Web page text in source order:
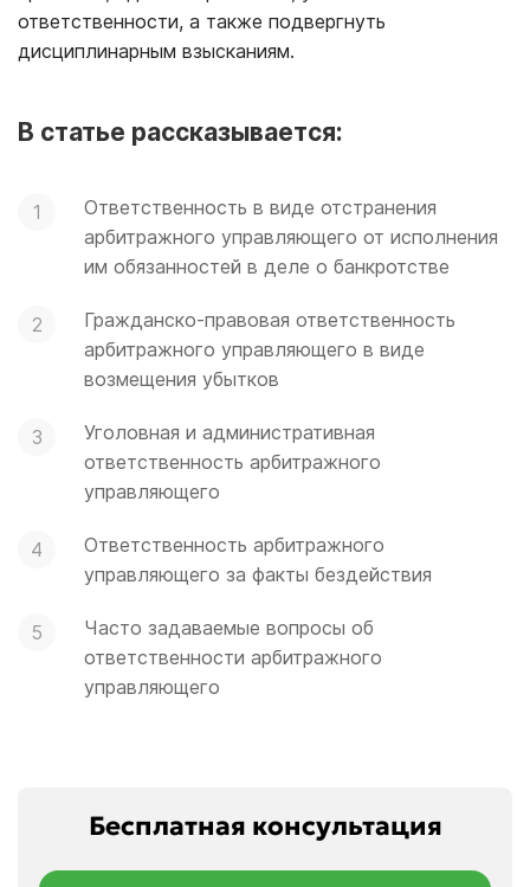
ответственности, а также подвергнуть
дисциплинарным взысканиям.
В статье рассказывается:
Ответственность в виде отстранения
арбитражного управляющего от исполнения
им обязанностей в деле о банкротстве
Гражданско-правовая ответственность
арбитражного управляющего в виде
возмещения убытков
Уголовная и административная
ответственность арбитражного
управляющего
Ответственность арбитражного
управляющего за факты бездействия
Часто задаваемые вопросы об
ответственности арбитражного
управляющего
Бесплатная консультация